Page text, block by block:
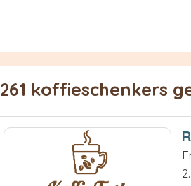
261 koffieschenkers